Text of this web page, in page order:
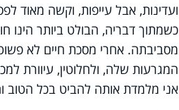
ועדינות, אבל עייפות, וקשה מאוד
כשמתוך דבריה, הבולט ביותר
מסביבתה. אחרי מסכת חיים לא
המגרעות שלה, ולחלוטין, עיוורת
אני מלמדת אותה להביט בכל הטוב